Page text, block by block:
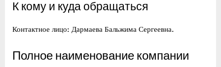
К кому и куда обращаться
Контактное лицо: Дармаева Бальжима Сергеевна.
Полное наименование компании